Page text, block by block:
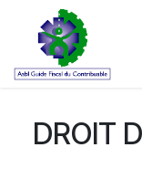
Zum Inhalt springen
DROIT